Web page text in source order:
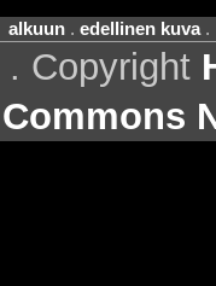
alkuun. edellinen kuva.
. Copyright
Commons